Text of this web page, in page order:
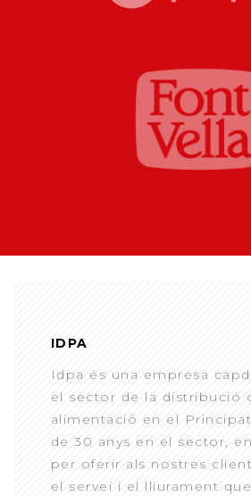
IDPA
Idpa és una empresa
el sector de la distribució
alimentació en el
de 30 anys en el sector,
per oferir als nostres
el servei i el lliurament